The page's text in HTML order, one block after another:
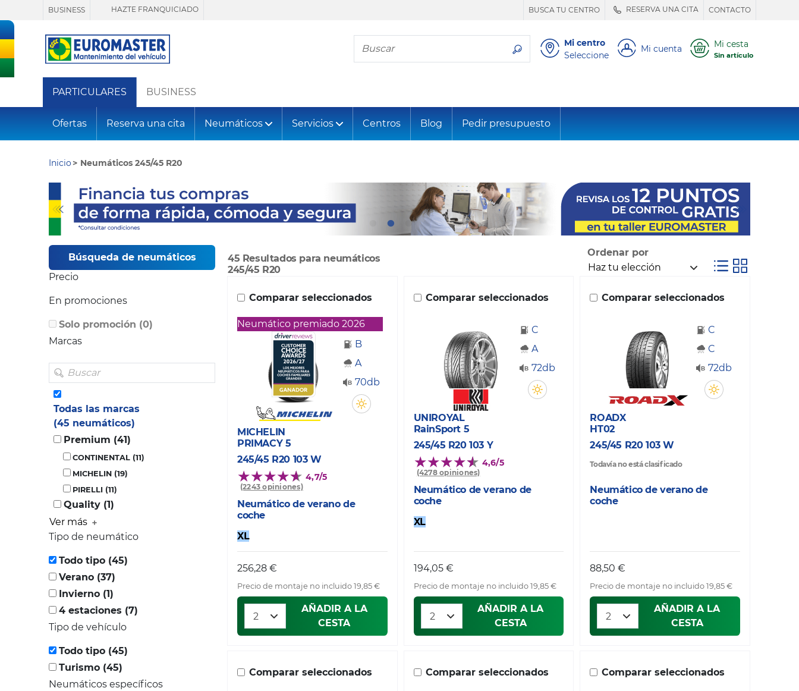
BUSINESS HAZTE FRANQUICIADO BUSCA TU CENTRO RESERVA UNA CITA CONTACTO
Busca tu neumático
Mi centro
Seleccione
Mi cuenta Mi cesta
Sin artículo
PARTICULARES BUSINESS
Ofertas Reserva una cita Neumáticos Servicios Centros Blog Pedir presupuesto
Inicio Neumáticos 245/45 R20
Búsqueda de neumáticos
Precio
En promociones
Solo promoción (0)
Marcas
Todas las marcas
(45 neumáticos)
Premium (41)
CONTINENTAL (11)
MICHELIN (19)
PIRELLI (11)
Quality (1)
Ver más
Tipo de neumático
Todo tipo (45)
Verano (37)
Invierno (1)
4 estaciones (7)
Tipo de vehículo
Todo tipo (45)
Turismo (45)
Neumáticos específicos
45 Resultados para neumáticos
245/45 R20
Ordenar por
Comparar seleccionados
Neumático premiado 2026
B
A
70db
MICHELIN
PRIMACY 5
245/45 R20 103 W
4,7/5
(2243 opiniones)
Neumático de verano de
coche
XL
256,28 €
Precio de montaje no incluido 19,85 €
AÑADIR A LA
CESTA
Comparar seleccionados
C
A
72db
UNIROYAL
RainSport 5
245/45 R20 103 Y
4,6/5
(4278 opiniones)
Neumático de verano de
coche
XL
194,05 €
Precio de montaje no incluido 19,85 €
AÑADIR A LA
CESTA
Comparar seleccionados
C
C
72db
ROADX
HT02
245/45 R20 103 W
Todavía no está clasificado
Neumático de verano de
coche
88,50 €
Precio de montaje no incluido 19,85 €
AÑADIR A LA
CESTA
Comparar seleccionados Comparar seleccionados Comparar seleccionados